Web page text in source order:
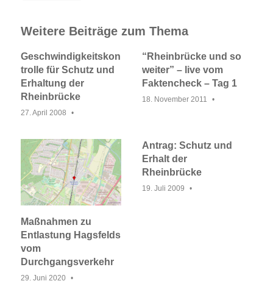
Weitere Beiträge zum Thema
Geschwindigkeitskon
trolle für Schutz und
Erhaltung der
Rheinbrücke
27. April 2008
“Rheinbrücke und so
weiter” – live vom
Faktencheck – Tag 1
18. November 2011
Maßnahmen zu
Entlastung Hagsfelds
vom
Durchgangsverkehr
29. Juni 2020
Antrag: Schutz und
Erhalt der
Rheinbrücke
19. Juli 2009